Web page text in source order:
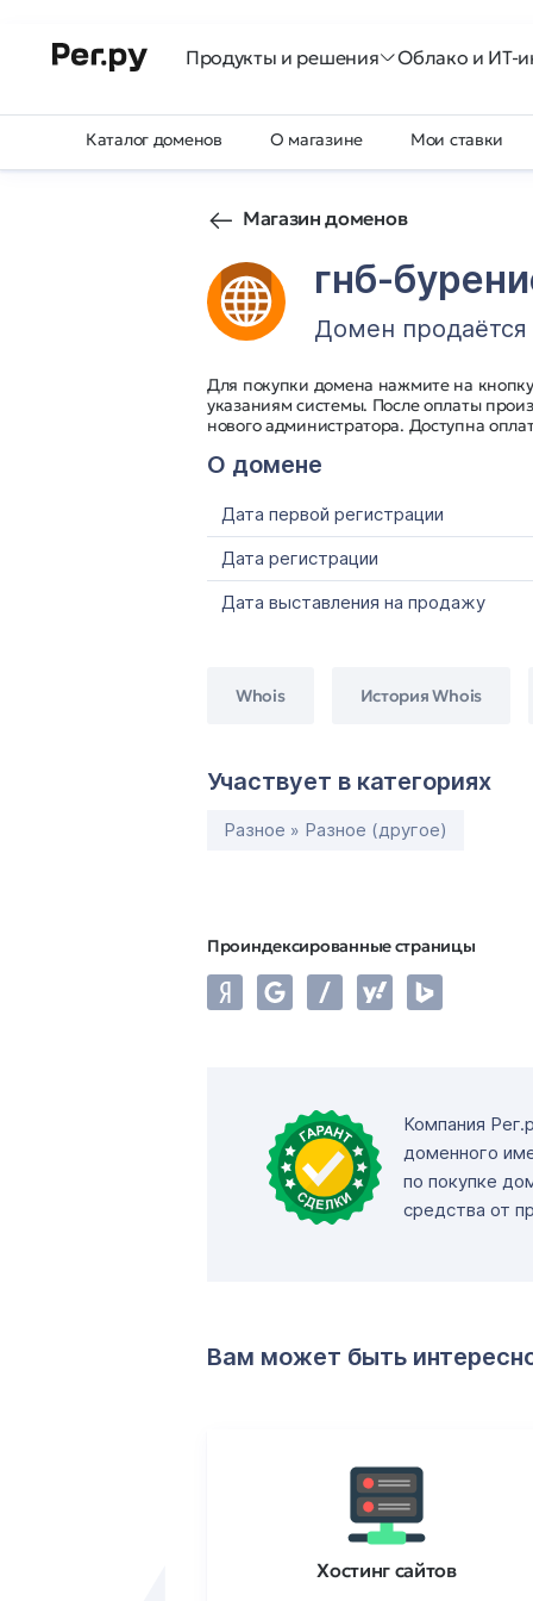
Продукты и решения Облако и ИТ-
Каталог доменов О магазине Мои ставки
Магазин доменов
гнб-
Домен продаётся
Для покупки домена нажмите на
указаниям системы. После оплаты
нового администратора. Доступна
О домене
Дата первой регистрации
Дата регистрации
Дата выставления на продажу
Whois История Whois
Участвует в категориях
Разное » Разное (другое)
Проиндексированные страницы
Компания
доменного
по покупке
средства от
Вам может быть
Хостинг сайтов